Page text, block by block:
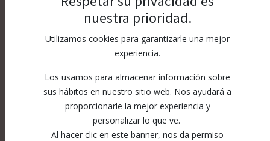
nuestra prioridad.
Utilizamos cookies para garantizarle una mejor
experiencia.
Los usamos para almacenar información sobre
sus hábitos en nuestro sitio web. Nos ayudará a
proporcionarle la mejor experiencia y
personalizar lo que ve.
Al hacer clic en este banner, nos da permiso